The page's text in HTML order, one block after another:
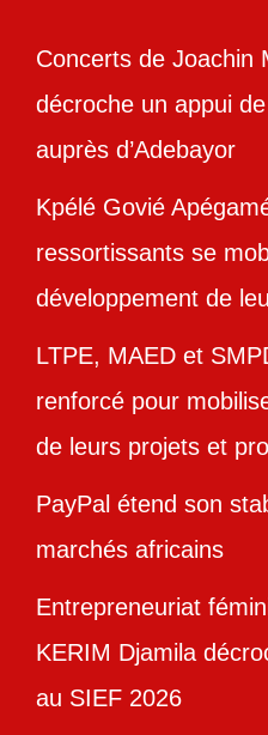
Concerts de Joachin
décroche un appui
auprès d’Adebayor
Kpélé Govié
ressortissants se
développement de
LTPE, MAED et
renforcé pour
de leurs projets et
PayPal étend son
marchés africains
Entrepreneuriat
KERIM Djamila
au SIEF 2026